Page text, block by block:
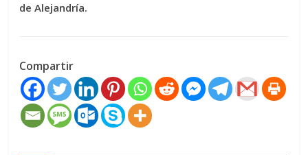
de Alejandría.
Compartir